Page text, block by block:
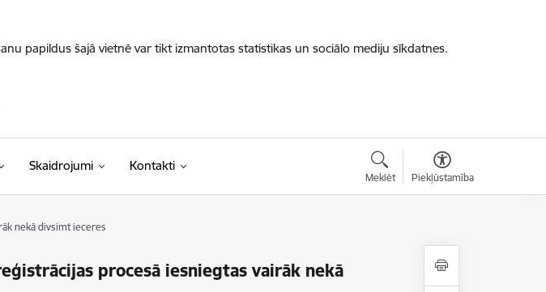
papildus šajā vietnē var tikt izmantotas statistikas un sociālo mediju sīkdatnes.
Skaidrojumi Kontakti
Meklēt Piekļūstamība
nekā divsimt ieceres
procesā iesniegtas vairāk nekā